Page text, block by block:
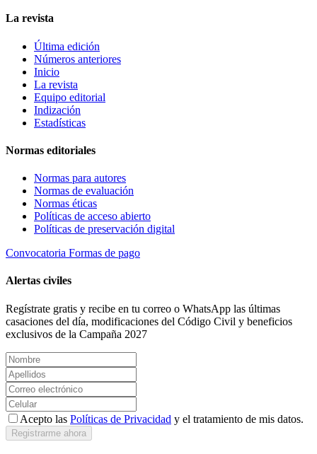
La revista
Última edición
Números anteriores
Inicio
La revista
Equipo editorial
Indización
Estadísticas
Normas editoriales
Normas para autores
Normas de evaluación
Normas éticas
Políticas de acceso abierto
Políticas de preservación digital
Convocatoria Formas de pago
Alertas civiles
Regístrate gratis y recibe en tu correo o WhatsApp las últimas
casaciones del día, modificaciones del Código Civil y beneficios
exclusivos de la Campaña 2027
Acepto las Políticas de Privacidad y el tratamiento de mis datos.
Registrarme ahora